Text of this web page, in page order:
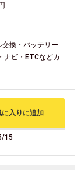
換・バッテリー
ナビ・ETCなどカ
に入りに追加
15